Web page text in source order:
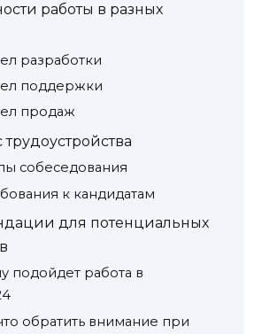
работы в разных
разработки
поддержки
продаж
собеседования
к кандидатам
для потенциальных
подойдет работа в
обратить внимание при